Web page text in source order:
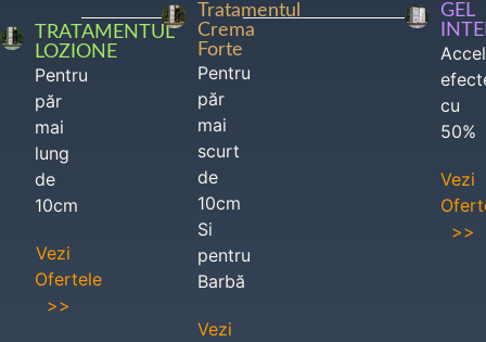
TRATAMENTUL
LOZIONE
Pentru
păr
mai
lung
de
10cm
Vezi
Ofertele
>>
Tratamentul
Crema
Forte
Pentru
păr
mai
scurt
de
10cm
Si
pentru
Barbă
Vezi
GEL
cu
50%
Vezi
>>